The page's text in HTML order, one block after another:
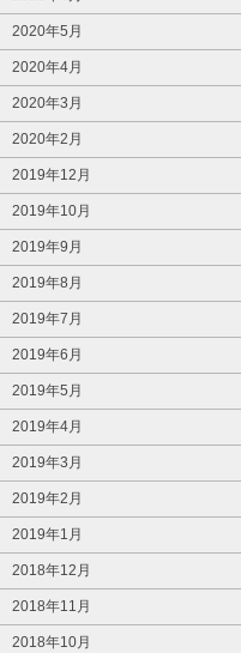
2020年5月
2020年4月
2020年3月
2020年2月
2019年12月
2019年10月
2019年9月
2019年8月
2019年7月
2019年6月
2019年5月
2019年4月
2019年3月
2019年2月
2019年1月
2018年12月
2018年11月
2018年10月